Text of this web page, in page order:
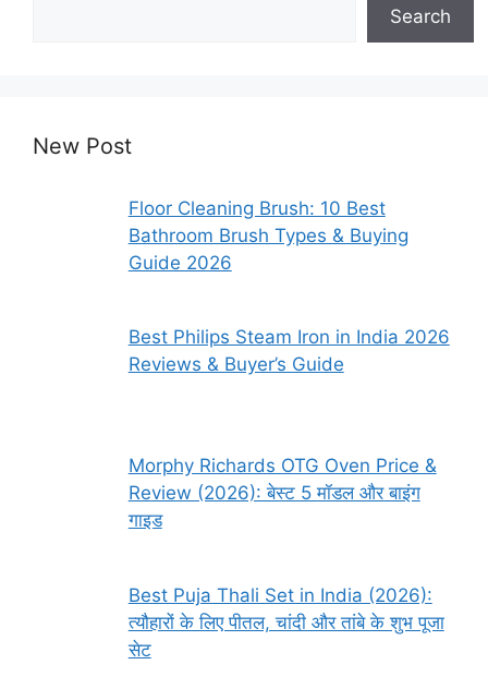
Search
New Post
Floor Cleaning Brush: 10 Best
Bathroom Brush Types & Buying
Guide 2026
Best Philips Steam Iron in India 2026
Reviews & Buyer’s Guide
Morphy Richards OTG Oven Price &
Review (2026): बेस्ट 5 मॉडल और बाइंग
गाइड
Best Puja Thali Set in India (2026):
त्यौहारों के लिए पीतल, चांदी और तांबे के शुभ पूजा
सेट